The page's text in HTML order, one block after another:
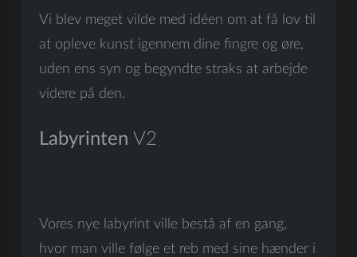
Vi blev meget vilde med idéen om at få lov til
at opleve kunst igennem dine fingre og øre,
uden ens syn og begyndte straks at arbejde
videre på den.
Labyrinten V2
Vores nye labyrint ville bestå af en gang,
hvor man ville følge et reb med sine hænder i